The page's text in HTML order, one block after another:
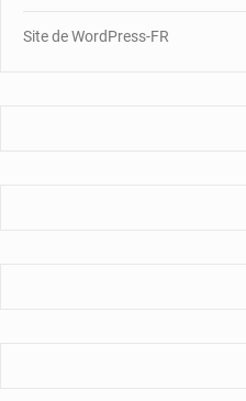
Site de WordPress-FR